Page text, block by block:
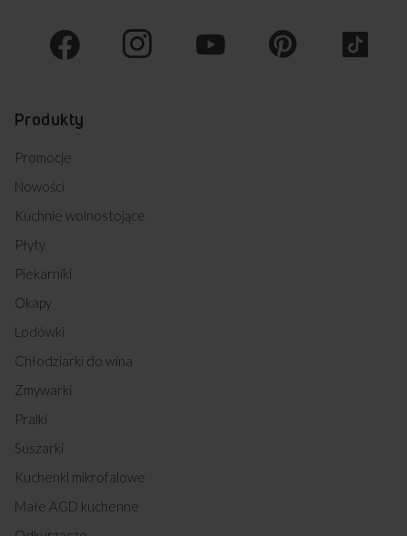
Produkty
Promocje
Nowości
Kuchnie wolnostojące
Płyty
Piekarniki
Okapy
Lodówki
Chłodziarki do wina
Zmywarki
Pralki
Suszarki
Kuchenki mikrofalowe
Małe AGD kuchenne